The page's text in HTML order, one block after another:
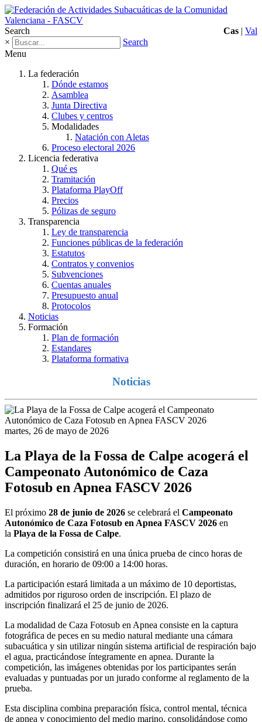
Search Cas | Val
×
Search
Menu
La federación
Dónde estamos
Asamblea
Junta Directiva
Clubes y centros
Modalidades
Natación con Aletas
Proceso electoral 2026
Licencia federativa
Qué es
Tramitación
Plataforma PlayOff
Precios
Pólizas de seguro
Transparencia
Ley de transparencia
Funciones públicas de la federación
Estatutos
Contratos y convenios
Subvenciones
Cuentas anuales
Presupuesto anual
Protocolos
Noticias
Formación
Plan de formación
Estandares
Plataforma formativa
Noticias
martes, 26 de mayo de 2026
La Playa de la Fossa de Calpe acogerá el
Campeonato Autonómico de Caza
Fotosub en Apnea FASCV 2026
El próximo 28 de junio de 2026 se celebrará el Campeonato
Autonómico de Caza Fotosub en Apnea FASCV 2026 en
la Playa de la Fossa de Calpe.
La competición consistirá en una única prueba de cinco horas de
duración, en horario de 09:00 a 14:00 horas.
La participación estará limitada a un máximo de 10 deportistas,
admitidos por riguroso orden de inscripción. El plazo de
inscripción finalizará el 25 de junio de 2026.
La modalidad de Caza Fotosub en Apnea consiste en la captura
fotográfica de peces en su medio natural mediante una cámara
subacuática y sin utilizar ningún sistema artificial de respiración bajo
el agua, practicándose íntegramente en apnea. Durante la
competición, las imágenes obtenidas por los participantes serán
evaluadas y puntuadas por un jurado conforme al reglamento de la
prueba.
Esta disciplina combina preparación física, control mental, técnica
de apnea y conocimiento del medio marino, consolidándose como